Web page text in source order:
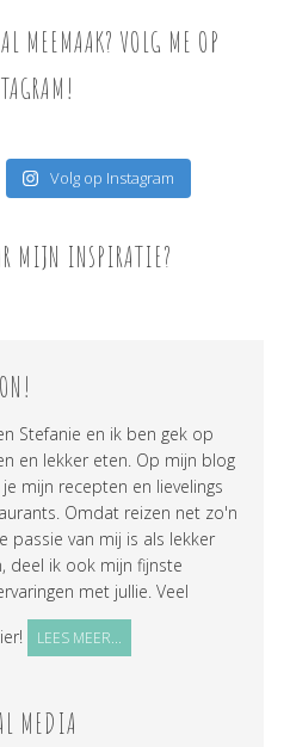
MEEMAAK? VOLG ME OP
Volg op Instagram
MIJN INSPIRATIE?
Stefanie en ik ben gek op
en lekker eten. Op mijn blog
mijn recepten en lievelings
Omdat reizen net zo'n
passie van mij is als lekker
deel ik ook mijn fijnste
met jullie. Veel
LEES MEER...
MEDIA